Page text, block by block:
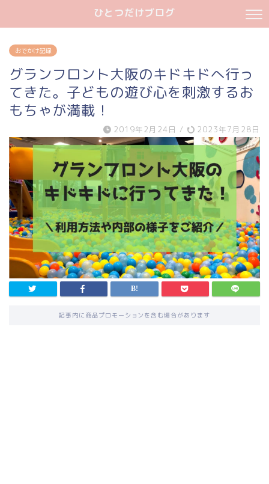
ひとつだけブログ
おでかけ記録
グランフロント大阪のキドキドへ行っ
てきた。子どもの遊び心を刺激するお
もちゃが満載！
2019年2月24日 / 2023年7月28日
記事内に商品プロモーションを含む場合があります